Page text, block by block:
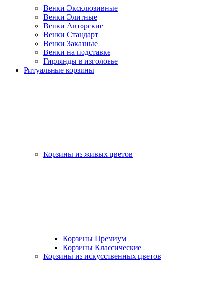
Венки Эксклюзивные
Венки Элитные
Венки Авторские
Венки Стандарт
Венки Заказные
Венки на подставке
Гирлянды в изголовье
Ритуальные корзины
Корзины из живых цветов
Корзины Премиум
Корзины Классические
Корзины из искусственных цветов